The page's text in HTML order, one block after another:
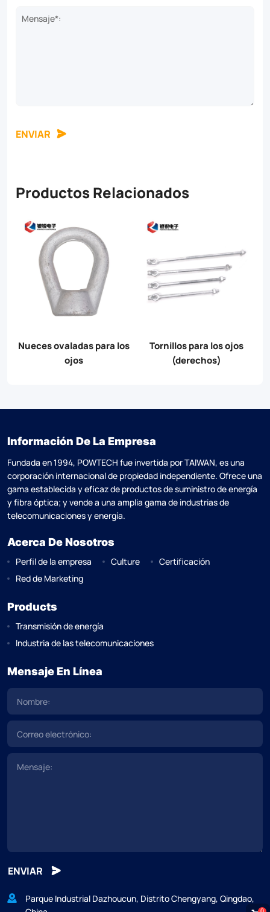
Mensaje*:
ENVIAR
Productos Relacionados
Pernos de ojo del hombro
forjados
Pernos ovalados para los
ojos
Información De La Empresa
Fundada en 1994, POWTECH fue invertida por TAlWAN, es una
corporación internacional de propiedad independiente. Ofrece una
gama establecida y eficaz de productos de suministro de energía
y fibra óptica; y vende a una amplia gama de industrias de
telecomunicaciones y energía.
Acerca De Nosotros
Perfil de la empresa Culture
Certificación
Red de Marketing
Products
Transmisión de energía
Industria de las telecomunicaciones
Mensaje En Línea
ENVIAR
Parque Industrial Dazhoucun, Distrito Chengyang, Qingdao,